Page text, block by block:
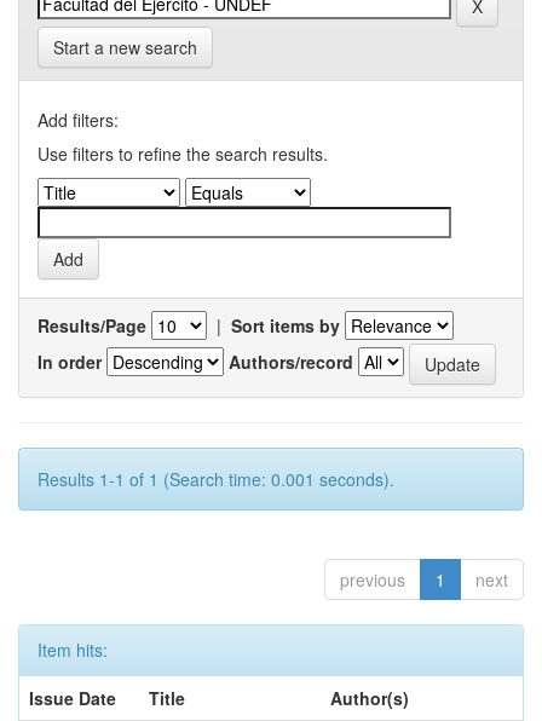
Start a new search
Add filters:
Use filters to refine the search results.
Results/Page | Sort items by
In order
Authors/record
Results 1-1 of 1 (Search time: 0.001 seconds).
previous 1 next
Item hits:
Issue Date
Title
Author(s)